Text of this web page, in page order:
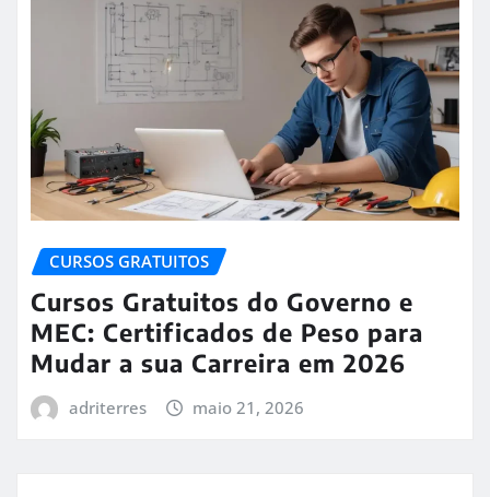
CURSOS GRATUITOS
Cursos Gratuitos do Governo e
MEC: Certificados de Peso para
Mudar a sua Carreira em 2026
adriterres maio 21, 2026